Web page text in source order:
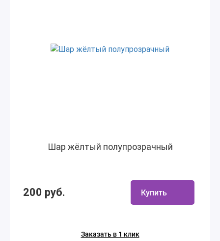
Шар жёлтый полупрозрачный
200 руб. Купить
Заказать в 1 клик